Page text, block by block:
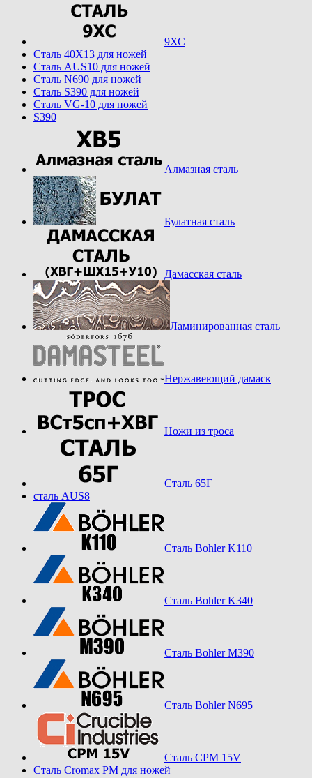
9ХС
Cталь 40Х13 для ножей
Cталь AUS10 для ножей
Cталь N690 для ножей
Cталь S390 для ножей
Cталь VG-10 для ножей
S390
Алмазная сталь
Булатная сталь
Дамасская сталь
Ламинированная сталь
Нержавеющий дамаск
Ножи из троса
Сталь 65Г
сталь AUS8
Сталь Bohler K110
Сталь Bohler K340
Сталь Bohler M390
Сталь Bohler N695
Сталь CPM 15V
Сталь Cromax PM для ножей